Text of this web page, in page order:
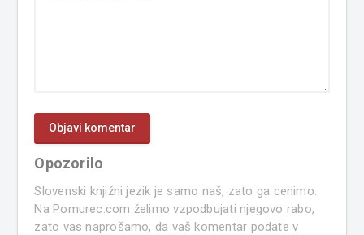
Opozorilo
Slovenski knjižni jezik je samo naš, zato ga cenimo.
Na Pomurec.com želimo vzpodbujati njegovo rabo,
zato vas naprošamo, da vaš komentar podate v